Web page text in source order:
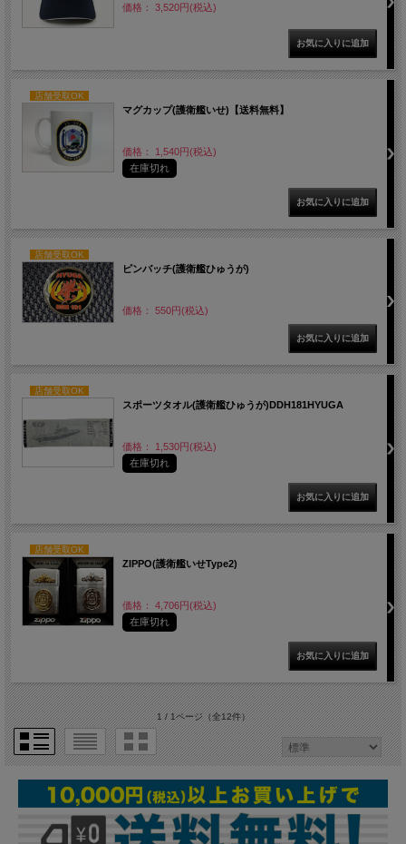
価格： 3,520円(税込)
店舗受取OK
マグカップ(護衛艦いせ)【送料無料】
価格： 1,540円(税込)
在庫切れ
店舗受取OK
ピンバッチ(護衛艦ひゅうが)
価格： 550円(税込)
店舗受取OK
スポーツタオル(護衛艦ひゅうが)DDH181HYUGA
価格： 1,530円(税込)
在庫切れ
店舗受取OK
ZIPPO(護衛艦いせType2)
価格： 4,706円(税込)
在庫切れ
1 / 1ページ（全12件）